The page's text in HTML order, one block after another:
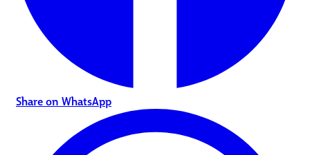
Share on WhatsApp